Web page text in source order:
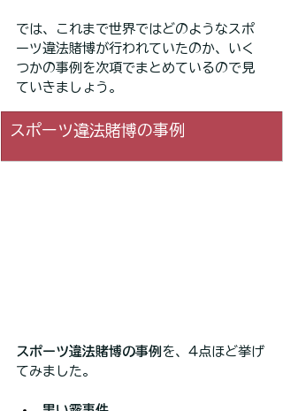
では、これまで世界ではどのようなスポ
ーツ違法賭博が行われていたのか、いく
つかの事例を次項でまとめているので見
ていきましょう。
スポーツ違法賭博の事例
スポーツ違法賭博の事例 を、4点ほど挙げ
てみました。